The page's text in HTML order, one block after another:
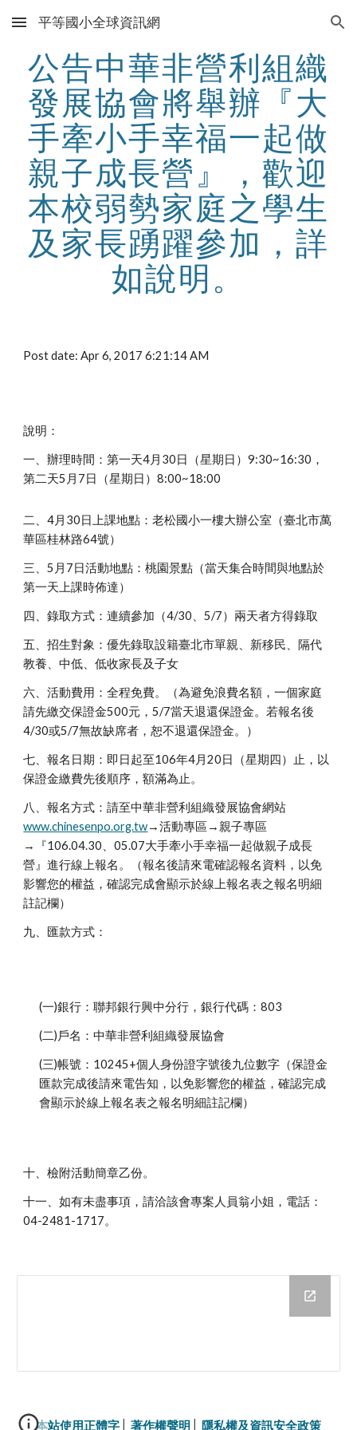
Skip to main content Skip to navigation
平等國小全球資訊網
公告中華非營利組織
發展協會將舉辦『大
手牽小手幸福一起做
親子成長營』，歡迎
本校弱勢家庭之學生
及家長踴躍參加，詳
如說明。
Post date: Apr 6, 2017 6:21:14 AM
說明：
一、辦理時間：第一天4月30日（星期日）9:30~16:30，
第二天5月7日（星期日）8:00~18:00
二、4月30日上課地點：老松國小一樓大辦公室（臺北市萬
華區桂林路64號）
三、5月7日活動地點：桃園景點（當天集合時間與地點於
第一天上課時佈達）
四、錄取方式：連續參加（4/30、5/7）兩天者方得錄取
五、招生對象：優先錄取設籍臺北市單親、新移民、隔代
教養、中低、低收家長及子女
六、活動費用：全程免費。（為避免浪費名額，一個家庭
請先繳交保證金500元，5/7當天退還保證金。若報名後
4/30或5/7無故缺席者，恕不退還保證金。）
七、報名日期：即日起至106年4月20日（星期四）止，以
保證金繳費先後順序，額滿為止。
八、報名方式：請至中華非營利組織發展協會網站
www.chinesenpo.org.tw→活動專區→親子專區
→『106.04.30、05.07大手牽小手幸福一起做親子成長
營』進行線上報名。（報名後請來電確認報名資料，以免
影響您的權益，確認完成會顯示於線上報名表之報名明細
註記欄）
九、匯款方式：
(一)銀行：聯邦銀行興中分行，銀行代碼：803
(二)戶名：中華非營利組織發展協會
(三)帳號：10245+個人身份證字號後九位數字（保證金
匯款完成後請來電告知，以免影響您的權益，確認完成
會顯示於線上報名表之報名明細註記欄）
十、檢附活動簡章乙份。
十一、如有未盡事項，請洽該會專案人員翁小姐，電話：
04-2481-1717。
本站使用正體字 著作權聲明 隱私權及資訊安全政策